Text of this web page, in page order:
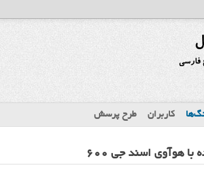
کاربران طرح پرسش
هوآوی اسند جی ۶۰۰